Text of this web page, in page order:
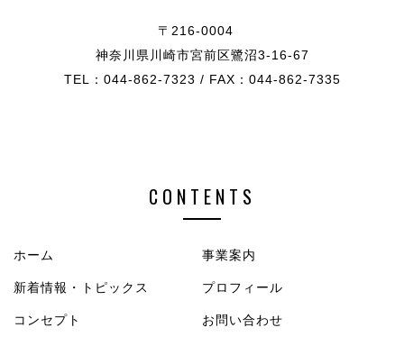
〒216-0004
神奈川県川崎市宮前区鷺沼3-16-67
TEL：044-862-7323 / FAX：044-862-7335
CONTENTS
ホーム
新着情報・トピックス
コンセプト
事業案内
プロフィール
お問い合わせ